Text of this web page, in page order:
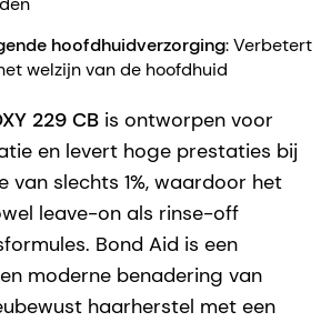
hoofdhuidverzorging: Verbetert
welzijn van de hoofdhuid
229 CB is ontworpen voor
en levert hoge prestaties bij
van slechts 1%, waardoor het
leave-on als rinse-off
Bond Aid is een
moderne benadering van
haarherstel met een